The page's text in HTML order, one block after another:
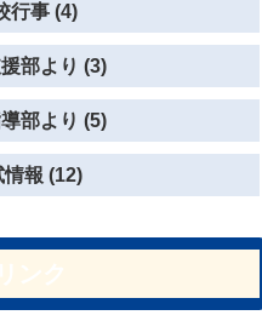
行事 (4)
部より (3)
部より (5)
情報 (12)